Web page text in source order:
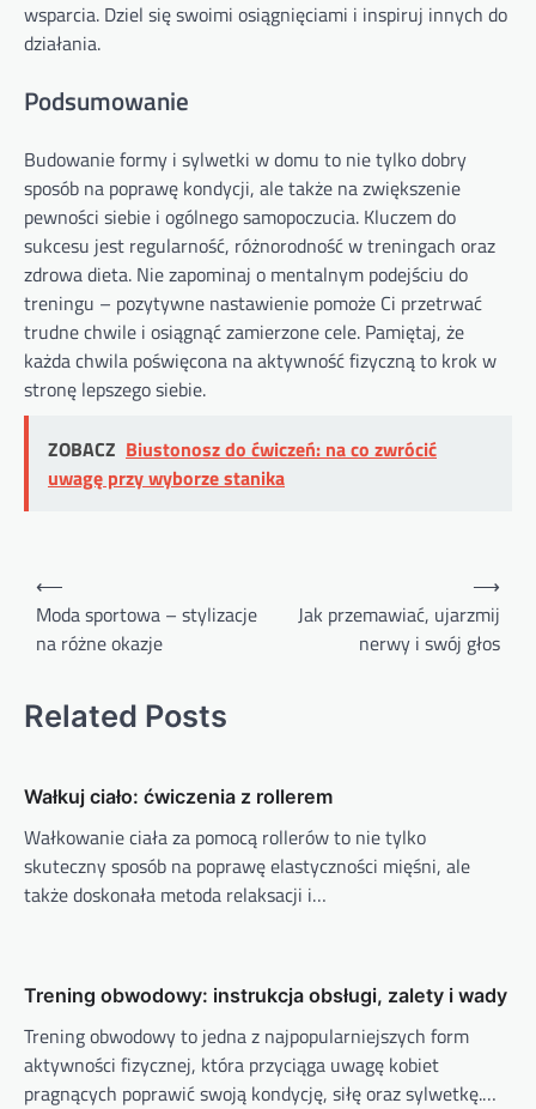
wsparcia. Dziel się swoimi osiągnięciami i inspiruj innych do
działania.
Podsumowanie
Budowanie formy i sylwetki w domu to nie tylko dobry
sposób na poprawę kondycji, ale także na zwiększenie
pewności siebie i ogólnego samopoczucia. Kluczem do
sukcesu jest regularność, różnorodność w treningach oraz
zdrowa dieta. Nie zapominaj o mentalnym podejściu do
treningu – pozytywne nastawienie pomoże Ci przetrwać
trudne chwile i osiągnąć zamierzone cele. Pamiętaj, że
każda chwila poświęcona na aktywność fizyczną to krok w
stronę lepszego siebie.
ZOBACZ Biustonosz do ćwiczeń: na co zwrócić
uwagę przy wyborze stanika
Nawigacja
wpisu
⟵
Moda sportowa – stylizacje
na różne okazje
Jak przemawiać, ujarzmij
nerwy i swój głos
⟶
Related Posts
Wałkuj ciało: ćwiczenia z rollerem
Wałkowanie ciała za pomocą rollerów to nie tylko
skuteczny sposób na poprawę elastyczności mięśni, ale
także doskonała metoda relaksacji i…
Trening obwodowy: instrukcja obsługi, zalety i wady
Trening obwodowy to jedna z najpopularniejszych form
aktywności fizycznej, która przyciąga uwagę kobiet
pragnących poprawić swoją kondycję, siłę oraz sylwetkę.…